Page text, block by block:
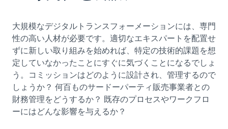
大規模なデジタルトランスフォーメーションには、専門
性の高い人材が必要です。適切なエキスパートを配置せ
ずに新しい取り組みを始めれば、特定の技術的課題を想
定していなかったことにすぐに気づくことになるでしょ
う。コミッションはどのように設計され、管理するので
しょうか？ 何百ものサードーパーティ販売事業者との
財務管理をどうするか？ 既存のプロセスやワークフロ
ーにはどんな影響を与えるか？